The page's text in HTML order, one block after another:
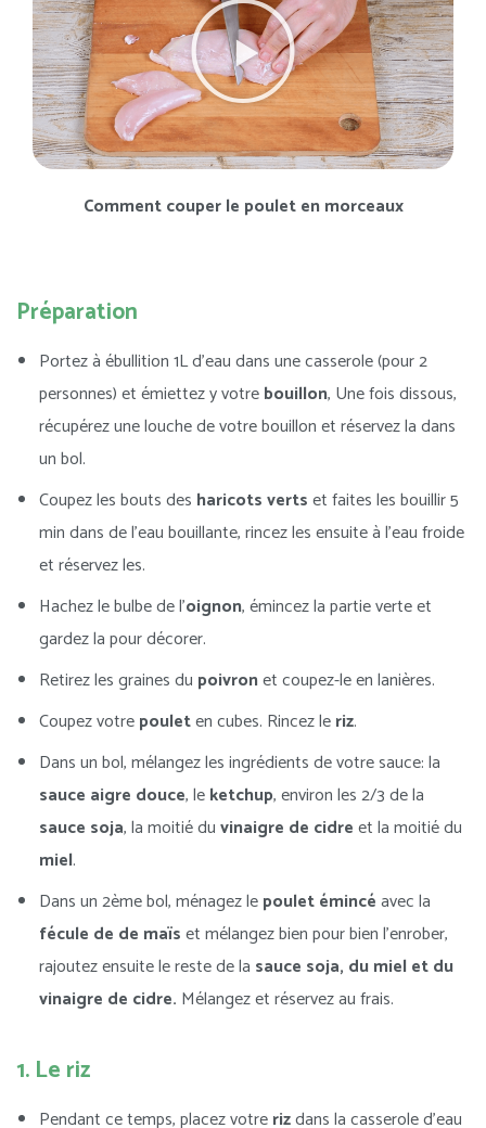
Comment couper le poulet en morceaux
Préparation
Portez à ébullition 1L d’eau dans une casserole (pour 2
personnes) et émiettez y votrebouillon, Une fois dissous,
récupérez une louche de votre bouillon et réservez la dans
un bol.
Coupez les bouts des haricots vertset faites les bouillir 5
min dans de l’eau bouillante, rincez les ensuite à l’eau froide
et réservez les.
Hachez le bulbe de l’oignon, émincez la partie verte et
gardez la pour décorer.
Retirez les graines du poivronet coupez-le en lanières.
Coupez votrepouleten cubes. Rincez leriz.
Dans un bol, mélangez les ingrédients de votre sauce: la
sauce aigre douce, leketchup, environ les 2/3 de la
sauce soja, la moitié duvinaigre de cidreet la moitié du
miel.
Dans un 2ème bol, ménagez lepoulet émincéavec la
fécule de de maïset mélangez bien pour bien l’enrober,
rajoutez ensuite le reste de la sauce soja, du miel et du
vinaigre de cidre. Mélangez et réservez au frais.
1. Le riz
Pendant ce temps, placez votrerizdans la casserole d’eau